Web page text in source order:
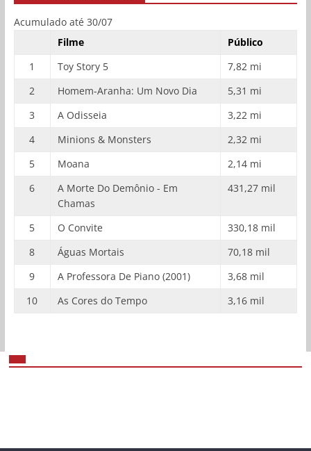
Acumulado até 30/07
Filme
Público
1
Toy Story 5
7,82 mi
2
Homem-Aranha: Um Novo Dia
5,31 mi
3
A Odisseia
3,22 mi
4
Minions & Monsters
2,32 mi
5
Moana
2,14 mi
6
A Morte Do Demônio - Em
Chamas
431,27 mil
5 O Convite
330,18 mil
8
Águas Mortais
70,18 mil
9
A Professora De Piano (2001)
3,68 mil
10
As Cores do Tempo 3,16 mil